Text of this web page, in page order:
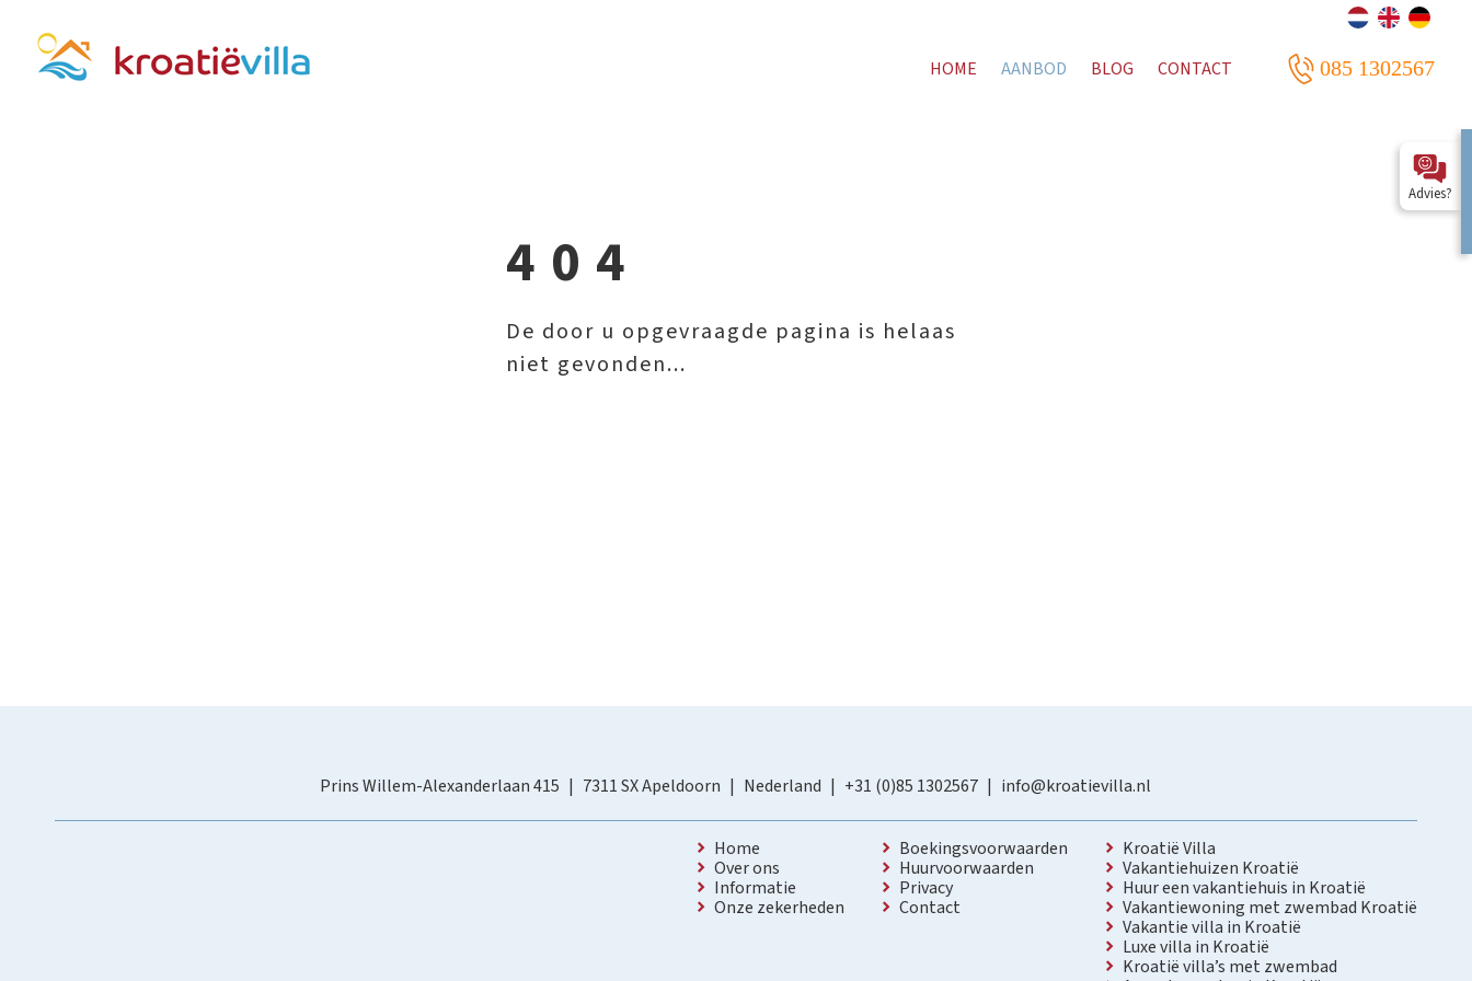
HOME AANBOD BLOG CONTACT 085 1302567
404
De door u opgevraagde pagina is helaas
niet gevonden...
Prins Willem-Alexanderlaan 415 7311 SX Apeldoorn Nederland +31 (0)85 1302567 info@kroatievilla.nl
Home
Over ons
Informatie
Onze zekerheden
Boekingsvoorwaarden
Huurvoorwaarden
Privacy
Contact
Kroatië Villa
Vakantiehuizen Kroatië
Huur een vakantiehuis in Kroatië
Vakantiewoning met zwembad Kroatië
Vakantie villa in Kroatië
Luxe villa in Kroatië
Kroatië villa’s met zwembad
Advies?